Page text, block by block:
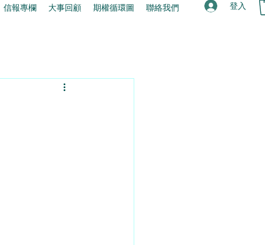
信報專欄 大事回顧 期權循環圖 聯絡我們 登入